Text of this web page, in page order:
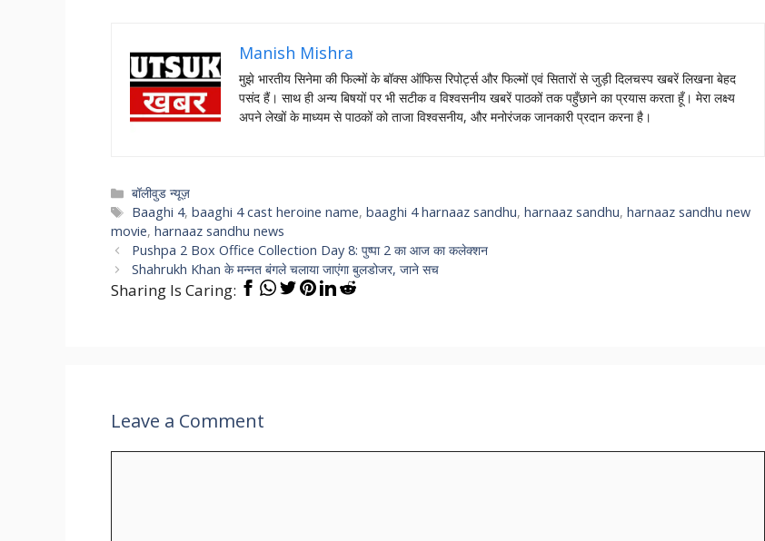
Manish Mishra
मुझे भारतीय सिनेमा की फिल्मों के बॉक्स ऑफिस रिपोर्ट्स और फिल्मों एवं सितारों से जुड़ी दिलचस्प खबरें लिखना बेहद
पसंद हैं। साथ ही अन्य बिषयों पर भी सटीक व विश्वसनीय खबरें पाठकों तक पहुँछाने का प्रयास करता हूँ। मेरा लक्ष्य
अपने लेखों के माध्यम से पाठकों को ताजा विश्वसनीय, और मनोरंजक जानकारी प्रदान करना है।
Categories
बॉलीवुड न्यूज़
Tags
Baaghi 4,baaghi 4 cast heroine name,baaghi 4 harnaaz sandhu,harnaaz sandhu,harnaaz sandhu new
movie, harnaaz sandhu news
Pushpa 2 Box Office Collection Day 8: पुष्पा 2 का आज का कलेक्शन
Shahrukh Khan के मन्नत बंगले चलाया जाएंगा बुलडोजर, जाने सच
Sharing Is Caring:
Leave a Comment